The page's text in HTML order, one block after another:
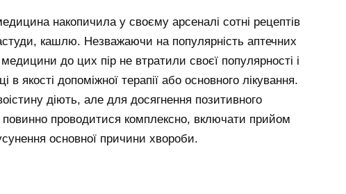
накопичила у своєму арсеналі сотні рецептів
кашлю. Незважаючи на популярність аптечних
до цих пір не втратили своєї популярності і
якості допоміжної терапії або основного лікування.
діють, але для досягнення позитивного
повинно проводитися комплексно, включати прийом
основної причини хвороби.